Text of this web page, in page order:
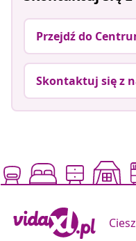
Przejdź do
Skontaktuj się z